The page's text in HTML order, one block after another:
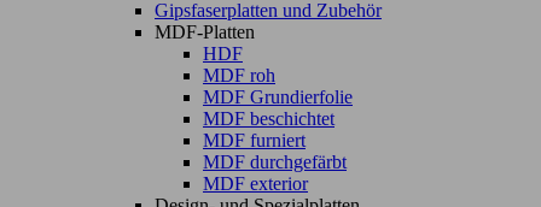
Gipsfaserplatten und Zubehör
MDF-Platten
HDF
MDF roh
MDF Grundierfolie
MDF beschichtet
MDF furniert
MDF durchgefärbt
MDF exterior